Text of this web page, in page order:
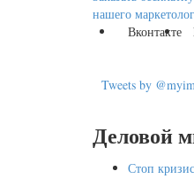
нашего
Вконтакте
Tweets by
Деловой
Стоп кризис